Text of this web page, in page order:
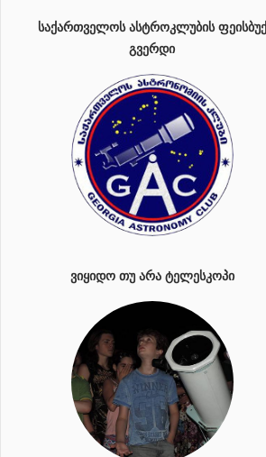
ᲡᲐᲥᲐᲠᲗᲕᲔᲚᲝᲡ ᲐᲡᲢᲠᲝᲙᲚᲣᲑᲘᲡ ᲤᲔᲘᲡᲑᲣᲥ
ᲒᲕᲔᲠᲓᲘ
ᲕᲘᲧᲘᲓᲝ ᲗᲣ ᲐᲠᲐ ᲢᲔᲚᲔᲡᲙᲝᲞᲘ